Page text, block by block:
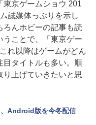
京ゲームショウ 201
誌媒体っぷりを示し
ろんホビーの記事も読
うことで、「東京ゲー
れ以降はゲームがどん
目タイトルも多い。順
り上げていきたいと思
、Android版を今冬配信